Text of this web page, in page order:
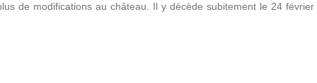
de modifications au château. Il y décède subitement le 24 février